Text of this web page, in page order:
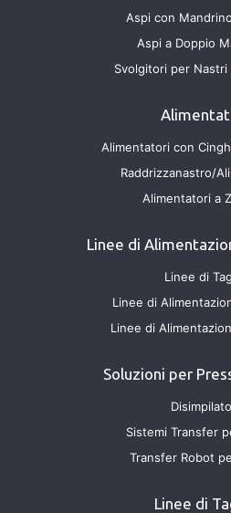
Aspi con
Aspi a Doppio
Svolgitori per Nastri
Alimentatori con
Raddrizzanastro/
Alimentatori a
Linee di
Linee di
Linee di
Linee di
Soluzioni per
Sistemi Transfer
Transfer Robot
Linee di